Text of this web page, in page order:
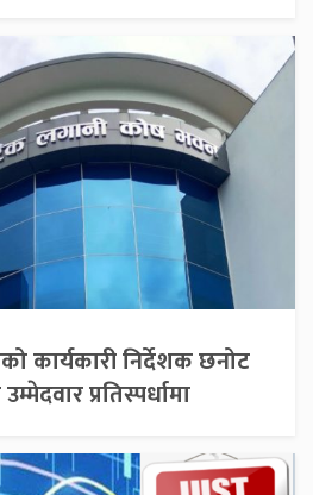
कार्यकारी निर्देशक छनोट
प्रतिस्पर्धामा